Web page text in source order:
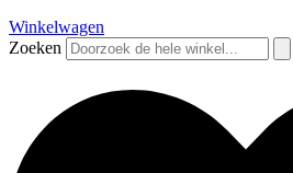
Winkelwagen
Zoeken